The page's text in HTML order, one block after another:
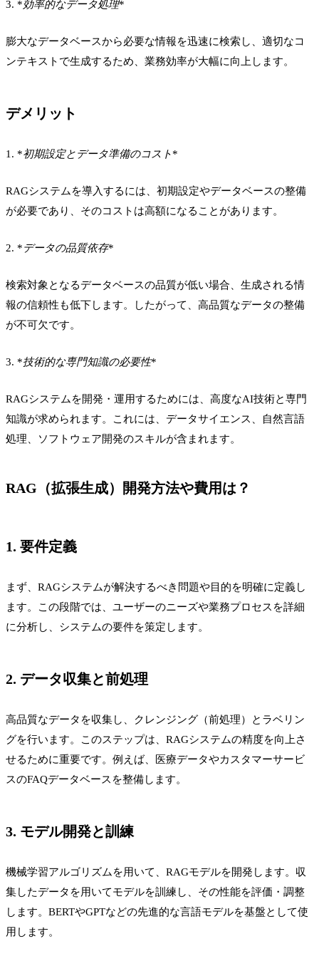
3. *効率的なデータ処理*
膨大なデータベースから必要な情報を迅速に検索し、適切なコ
ンテキストで生成するため、業務効率が大幅に向上します。
デメリット
1. *初期設定とデータ準備のコスト*
RAGシステムを導入するには、初期設定やデータベースの整備
が必要であり、そのコストは高額になることがあります。
2. *データの品質依存*
検索対象となるデータベースの品質が低い場合、生成される情
報の信頼性も低下します。したがって、高品質なデータの整備
が不可欠です。
3. *技術的な専門知識の必要性*
RAGシステムを開発・運用するためには、高度なAI技術と専門
知識が求められます。これには、データサイエンス、自然言語
処理、ソフトウェア開発のスキルが含まれます。
RAG（拡張生成）開発方法や費用は？
1. 要件定義
まず、RAGシステムが解決するべき問題や目的を明確に定義し
ます。この段階では、ユーザーのニーズや業務プロセスを詳細
に分析し、システムの要件を策定します。
2. データ収集と前処理
高品質なデータを収集し、クレンジング（前処理）とラベリン
グを行います。このステップは、RAGシステムの精度を向上さ
せるために重要です。例えば、医療データやカスタマーサービ
スのFAQデータベースを整備します。
3. モデル開発と訓練
機械学習アルゴリズムを用いて、RAGモデルを開発します。収
集したデータを用いてモデルを訓練し、その性能を評価・調整
します。BERTやGPTなどの先進的な言語モデルを基盤として使
用します。